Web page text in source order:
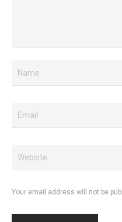
Your email address will not be